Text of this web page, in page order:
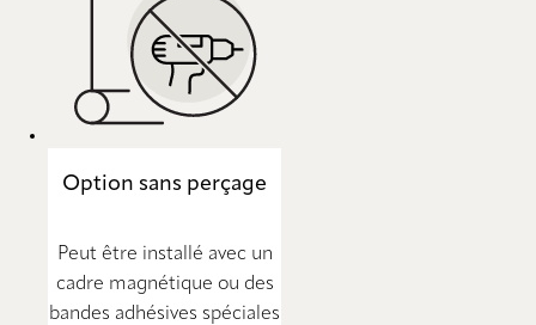
Option sans perçage
Peut être installé avec un
cadre magnétique ou des
bandes adhésives spéciales